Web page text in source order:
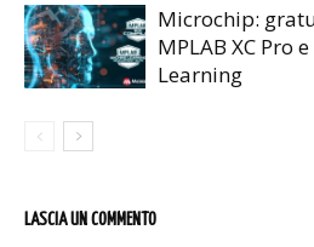
Microchip:
MPLAB XC Pro
Learning
LASCIA UN COMMENTO